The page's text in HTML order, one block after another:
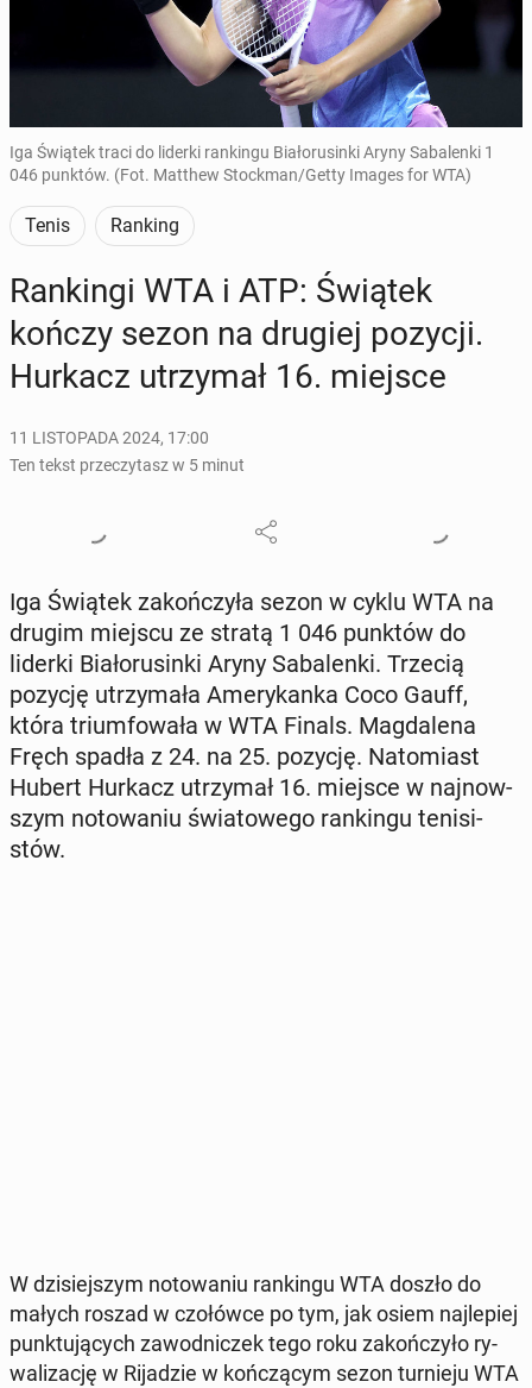
Iga Świątek traci do liderki rankingu Białorusinki Aryny Sabalenki 1
046 punktów. (Fot. Matthew Stockman/Getty Images for WTA)
Tenis Ranking
Ran­kin­gi WTA i ATP: Świątek
kończy sezon na drugiej pozycji.
Hurkacz utrzy­mał 16. miejsce
11 LISTOPADA 2024, 17:00
Ten tekst przeczytasz w 5 minut
Iga Świątek za­koń­czy­ła sezon w cyklu WTA na
drugim miejscu ze stratą 1 046 punktów do
liderki Bia­ło­ru­sin­ki Aryny Sa­ba­len­ki. Trzecią
pozycję utrzy­ma­ła Ame­ry­kan­ka Coco Gauff,
która trium­fo­wa­ła w WTA Finals. Mag­da­le­na
Fręch spadła z 24. na 25. pozycję. Na­to­miast
Hubert Hurkacz utrzy­mał 16. miejsce w naj­now­
szym no­to­wa­niu świa­to­we­go ran­kin­gu te­ni­si­
stów.
W dzi­siej­szym no­to­wa­niu ran­kin­gu WTA doszło do
małych roszad w czo­łów­ce po tym, jak osiem naj­le­piej
punk­tu­ją­cych za­wod­ni­czek tego roku za­koń­czy­ło ry­
wa­li­za­cję w Ri­ja­dzie w koń­czą­cym sezon tur­nie­ju WTA